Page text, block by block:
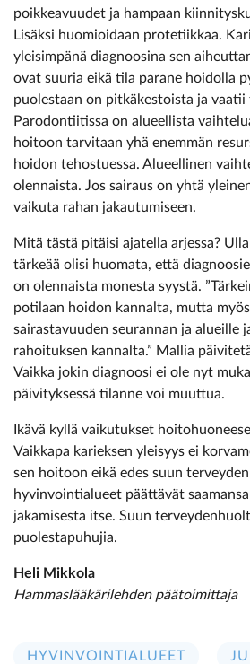
poikkeavuudet ja hampaan
Lisäksi huomioidaan protetiikkaa.
yleisimpänä diagnoosina sen
ovat suuria eikä tila parane hoidolla
puolestaan on pitkäkestoista ja
Parodontiitissa on alueellista
hoitoon tarvitaan yhä enemmän
hoidon tehostuessa. Alueellinen
olennaista. Jos sairaus on yhtä
vaikuta rahan jakautumiseen.
Mitä tästä pitäisi ajatella arjessa?
tärkeää olisi huomata, että
on olennaista monesta syystä.
potilaan hoidon kannalta, mutta
sairastavuuden seurannan ja alueille
rahoituksen kannalta.” Mallia
Vaikka jokin diagnoosi ei ole nyt
päivityksessä tilanne voi muuttua.
Ikävä kyllä vaikutukset
Vaikkapa karieksen yleisyys ei
sen hoitoon eikä edes suun
hyvinvointialueet päättävät
jakamisesta itse. Suun
puolestapuhujia.
Heli Mikkola
Hammaslääkärilehden päätoimittaja
HYVINVOINTIALUEET